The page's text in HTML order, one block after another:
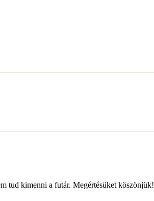
tud kimenni a futár. Megértésüket köszönjük!